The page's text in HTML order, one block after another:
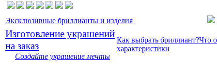
Эксклюзивные бриллианты и изделия
Изготовление украшений
на заказ
Создайте украшение мечты
Как выбрать бриллиант?Что
характеристики